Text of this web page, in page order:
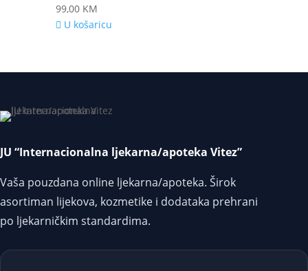
99,00 KM
U košaricu
JU “Internacionalna ljekarna/apoteka Vitez”
Vaša pouzdana online ljekarna/apoteka. Širok
asortiman lijekova, kozmetike i dodataka prehrani
po ljekarničkim standardima.